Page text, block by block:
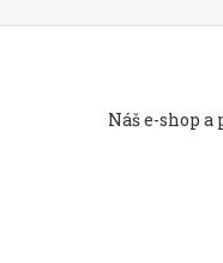
Náš e-shop